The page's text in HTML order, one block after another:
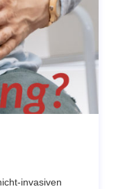
invasiven